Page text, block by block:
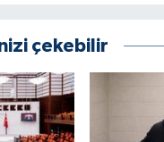
çekebilir